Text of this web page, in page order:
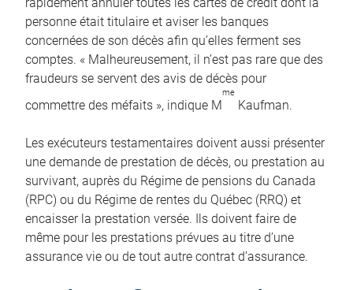
personne était titulaire et aviser les banques
concernées de son décès afin qu’elles ferment ses
comptes. « Malheureusement, il n’est pas rare que des
fraudeurs se servent des avis de décès pour
commettre des méfaits », indique M
me
Kaufman.
Les exécuteurs testamentaires doivent aussi présenter
une demande de prestation de décès, ou prestation au
survivant, auprès du Régime de pensions du Canada
(RPC) ou du Régime de rentes du Québec (RRQ) et
encaisser la prestation versée. Ils doivent faire de
même pour les prestations prévues au titre d’une
assurance vie ou de tout autre contrat d’assurance.